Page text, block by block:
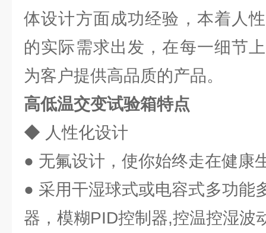
体设计方面成功经验，本着人
的实际需求出发，在每一细节
为客户提供高品质的产品。
高低温交变试验箱特点
◆ 人性化设计
● 无氟设计，使你始终走在健康
● 采用干湿球式或电容式多功能
器，模糊PID控制器,控温控湿波